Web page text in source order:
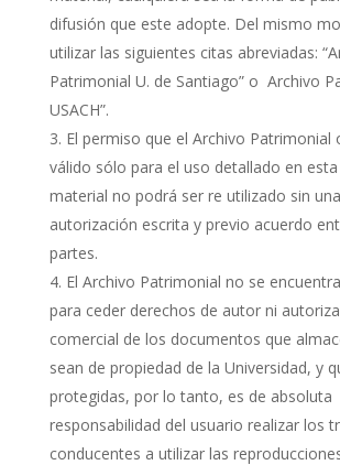
difusión que este adopte. Del mismo
utilizar las siguientes citas abreviadas:
Patrimonial U. de Santiago” o Archivo
USACH”.
El permiso que el Archivo Patrimonial
válido sólo para el uso detallado en esta
material no podrá ser re utilizado sin
autorización escrita y previo acuerdo
partes.
El Archivo Patrimonial no se
para ceder derechos de autor ni
comercial de los documentos que
sean de propiedad de la Universidad, y
protegidas, por lo tanto, es de absoluta
responsabilidad del usuario realizar los
conducentes a utilizar las